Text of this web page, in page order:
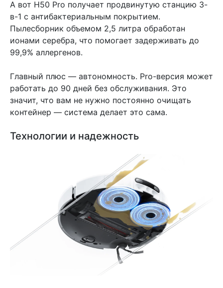
А вот H50 Pro получает продвинутую станцию 3-
в-1 с антибактериальным покрытием.
Пылесборник объемом 2,5 литра обработан
ионами серебра, что помогает задерживать до
99,9% аллергенов.
Главный плюс — автономность. Pro-версия может
работать до 90 дней без обслуживания. Это
значит, что вам не нужно постоянно очищать
контейнер — система делает это сама.
Технологии и надежность